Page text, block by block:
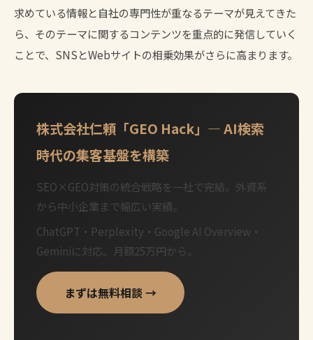
求めている情報と自社の専門性が重なるテーマが見えてきた
ら、そのテーマに関するコンテンツを重点的に発信していく
ことで、SNSとWebサイトの相乗効果がさらに高まります。
株式会社仁頼「GEO Hack」— AI検索
時代の集客基盤を構築
SEO×GEO対策の統合戦略を一社で完結。外資系
から中小企業まで幅広い実績。
ChatGPT・Perplexity・Google AI Overview・
Geminiに対応。月額25万円から。
まずは無料相談 →